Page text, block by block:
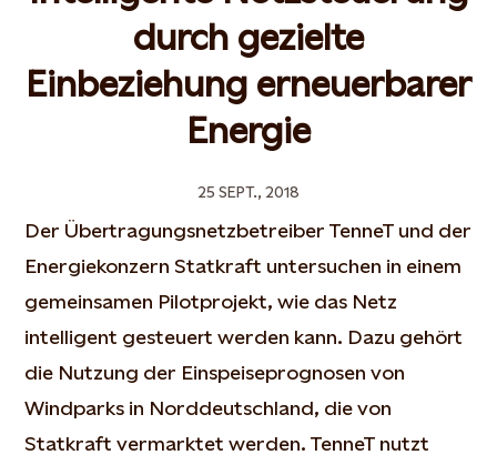
durch gezielte
Einbeziehung erneuerbarer
Energie
25 SEPT., 2018
Der Übertragungsnetzbetreiber TenneT und der
Energiekonzern Statkraft untersuchen in einem
gemeinsamen Pilotprojekt, wie das Netz
intelligent gesteuert werden kann. Dazu gehört
die Nutzung der Einspeiseprognosen von
Windparks in Norddeutschland, die von
Statkraft vermarktet werden. TenneT nutzt